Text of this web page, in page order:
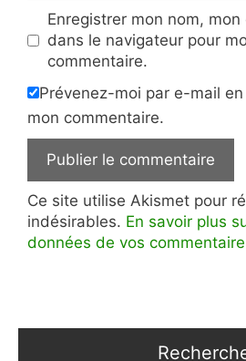
Enregistrer mon nom,
dans le navigateur pour
commentaire.
Prévenez-moi par e-mail
mon commentaire.
Ce site utilise Akismet pour
indésirables. En savoir plus
données de vos